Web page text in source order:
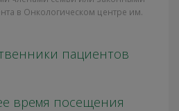
в Онкологическом центре им.
пациентов
время посещения